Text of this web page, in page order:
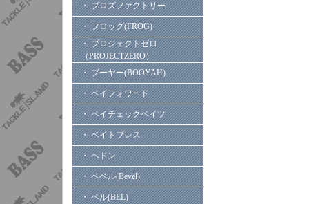
・ プロズファクトリー
・ フロッグ(FROG)
・ プロジェクトゼロ
（PROJECTZERO）
・ ブーヤー(BOOYAH)
・ ペイフォワード
・ ペイチェックベイツ
・ ベイトブレス
・ ヘドン
・ ベベル(Bevel)
・ ベル(BEL)